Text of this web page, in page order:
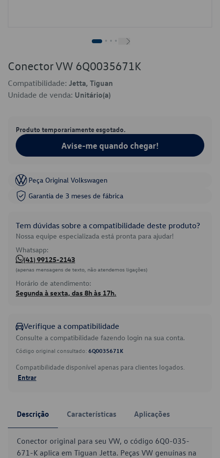
Conector VW 6Q0035671K
Compatibilidade: Jetta, Tiguan
Unidade de venda: Unitário(a)
Produto temporariamente esgotado.
Avise-me quando chegar!
Peça Original Volkswagen
Garantia de 3 meses de fábrica
Tem dúvidas sobre a compatibilidade deste produto?
Nossa equipe especializada está pronta para ajudar!
Whatsapp:
(41) 99125-2143
(apenas mensagens de texto, não atendemos ligações)
Horário de atendimento:
Segunda à sexta, das 8h às 17h.
Verifique a compatibilidade
Consulte a compatibilidade fazendo login na sua conta.
Código original consultado: 6Q0035671K
Compatibilidade disponível apenas para clientes logados.
Entrar
Descrição Características Aplicações
Conector original para seu VW, o código 6Q0-035-
671-K aplica em Tiguan Jetta. Peças VW genuínas na